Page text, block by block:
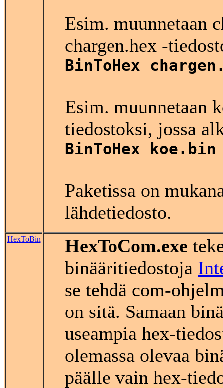
Esim. muunnetaan
chargen.hex -
BinToHex
Esim. muunnetaan
tiedostoksi, jossa
BinToHex
Paketissa on
lähdetiedosto.
HexToBin HexToCom.exe
binääritiedostoja
se tehdä com-
on sitä. Samaan
useampia hex-
olemassa olevaa
päälle vain hex-